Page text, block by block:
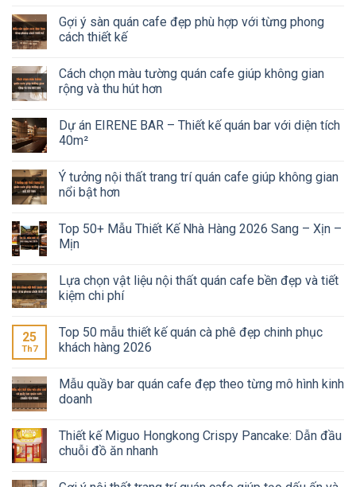
Gợi ý sàn quán cafe đẹp phù hợp với từng phong
cách thiết kế
Cách chọn màu tường quán cafe giúp không gian
rộng và thu hút hơn
Dự án EIRENE BAR – Thiết kế quán bar với diện tích
40m²
Ý tưởng nội thất trang trí quán cafe giúp không gian
nổi bật hơn
Top 50+ Mẫu Thiết Kế Nhà Hàng 2026 Sang – Xịn –
Mịn
Lựa chọn vật liệu nội thất quán cafe bền đẹp và tiết
kiệm chi phí
25
Th7
Top 50 mẫu thiết kế quán cà phê đẹp chinh phục
khách hàng 2026
Mẫu quầy bar quán cafe đẹp theo từng mô hình kinh
doanh
Thiết kế Miguo Hongkong Crispy Pancake: Dẫn đầu
chuỗi đồ ăn nhanh